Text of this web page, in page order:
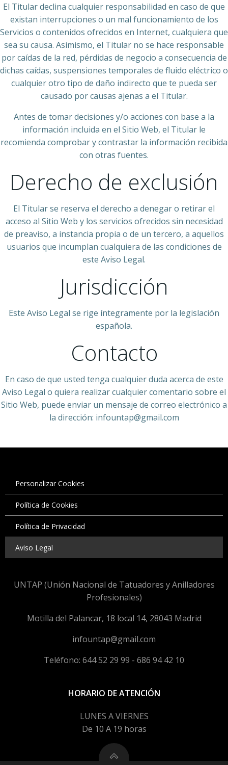
El Titular declina cualquier responsabilidad en caso de que
existan interrupciones o un mal funcionamiento de los
Servicios o contenidos ofrecidos en Internet, cualquiera que
sea su causa. Asimismo, el Titular no se hace responsable
por caídas de la red, pérdidas de negocio a consecuencia de
dichas caídas, suspensiones temporales de fluido eléctrico o
cualquier otro tipo de daño indirecto que te pueda ser
causado por causas ajenas a el Titular.
Antes de tomar decisiones y/o acciones con base a la
información incluida en el Sitio Web, el Titular le
recomienda comprobar y contrastar la información recibida
con otras fuentes.
Derecho de exclusión
El Titular se reserva el derecho a denegar o retirar el
acceso al Sitio Web y los servicios ofrecidos sin necesidad
de preaviso, a instancia propia o de un tercero, a aquellos
usuarios que incumplan cualquiera de las condiciones de
este Aviso Legal.
Jurisdicción
Este Aviso Legal se rige íntegramente por la legislación
española.
Contacto
En caso de que usted tenga cualquier duda acerca de este
Aviso Legal o quiera realizar cualquier comentario sobre el
Sitio Web, puede enviar un mensaje de correo electrónico a
la dirección: infountap@gmail.com
Personalizar Cookies
Política de Cookies
Política de Privacidad
Aviso Legal
UNTAP (Unión Nacional de Tatuadores y Anilladores
Profesionales)
Motilla del Palancar, 18 local 14, 28043 Madrid
infountap@gmail.com
Teléfono: 644 52 29 99 - 686 94 42 10
HORARIO DE ATENCIÓN
LUNES A VIERNES
De 10 A 19 horas